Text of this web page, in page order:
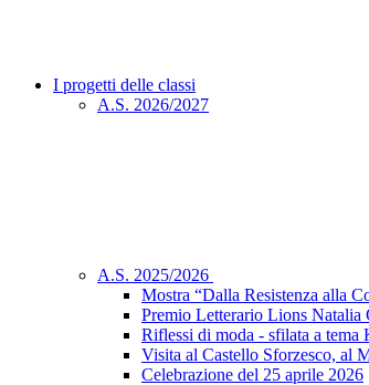
I progetti delle classi
A.S. 2026/2027
A.S. 2025/2026
Mostra “Dalla Resistenza alla
Premio Letterario Lions Natalia
Riflessi di moda - sfilata a tema
Visita al Castello Sforzesco, al
Celebrazione del 25 aprile 2026